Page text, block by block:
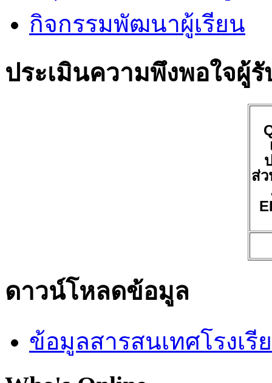
กิจกรรมพัฒนาผู้เรียน
ประเมินความพึงพอใจผู้รั
ส่ว
ดาวน์โหลดข้อมูล
ข้อมูลสารสนเทศโรงเรี